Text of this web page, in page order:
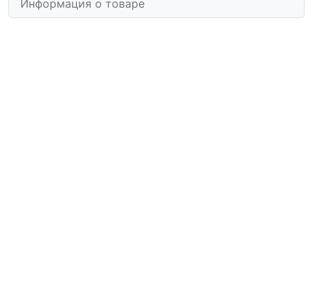
Информация о товаре